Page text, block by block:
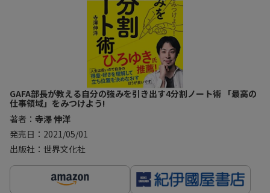
GAFA部長が教える自分の強みを引き出す4分割ノート術 「最高の
仕事領域」をみつけよう!
著者： 寺澤 伸洋
発売日：2021/05/01
出版社：世界文化社